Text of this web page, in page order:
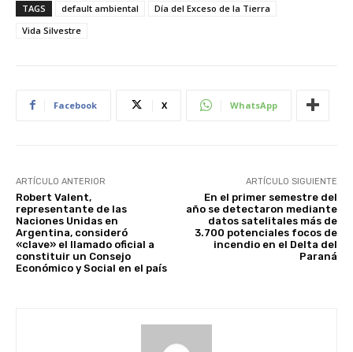
TAGS default ambiental
Día del Exceso de la Tierra
Vida Silvestre
Facebook X WhatsApp
ARTÍCULO ANTERIOR
Robert Valent,
representante de las
Naciones Unidas en
Argentina, consideró
«clave» el llamado oficial a
constituir un Consejo
Económico y Social en el país
ARTÍCULO SIGUIENTE
En el primer semestre del
año se detectaron mediante
datos satelitales más de
3.700 potenciales focos de
incendio en el Delta del
Paraná